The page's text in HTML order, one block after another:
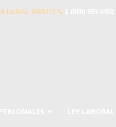
LEGAL GRATIS